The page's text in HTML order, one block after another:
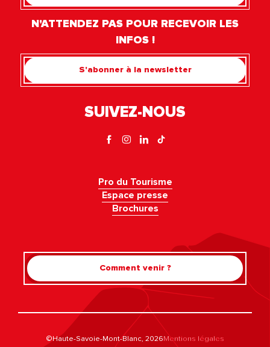
N'ATTENDEZ PAS POUR RECEVOIR LES
INFOS !
S'abonner à la newsletter
SUIVEZ-NOUS
Pro du Tourisme
Espace presse
Brochures
Comment venir ?
©Haute-Savoie-Mont-Blanc, 2026Mentions légales